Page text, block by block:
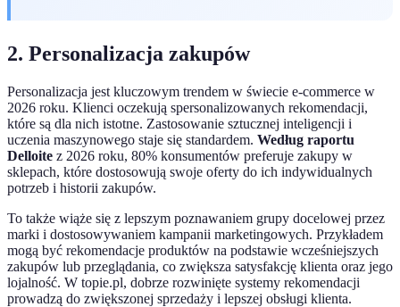
2. Personalizacja zakupów
Personalizacja jest kluczowym trendem w świecie e-commerce w
2026 roku. Klienci oczekują spersonalizowanych rekomendacji,
które są dla nich istotne. Zastosowanie sztucznej inteligencji i
uczenia maszynowego staje się standardem. Według raportu
Delloite z 2026 roku, 80% konsumentów preferuje zakupy w
sklepach, które dostosowują swoje oferty do ich indywidualnych
potrzeb i historii zakupów.
To także wiąże się z lepszym poznawaniem grupy docelowej przez
marki i dostosowywaniem kampanii marketingowych. Przykładem
mogą być rekomendacje produktów na podstawie wcześniejszych
zakupów lub przeglądania, co zwiększa satysfakcję klienta oraz jego
lojalność. W topie.pl, dobrze rozwinięte systemy rekomendacji
prowadzą do zwiększonej sprzedaży i lepszej obsługi klienta.